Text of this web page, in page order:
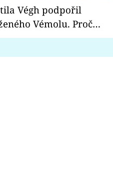
Vémolu. Proč
zápasit s ním než